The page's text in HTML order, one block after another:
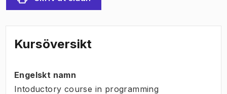
Kursöversikt
Engelskt namn
Intoductory course in programming